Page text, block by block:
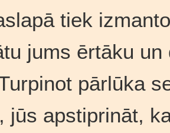
tiek
jums ērtāku
pārlūka
jūs apstiprināt,